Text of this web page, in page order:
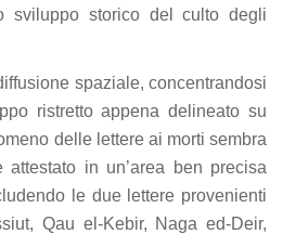
sviluppo storico del culto degli
spaziale, concentrandosi
ristretto appena delineato su
delle lettere ai morti sembra
attestato in un’area ben precisa
le due lettere provenienti
Qau el-Kebir, Naga ed-Deir,